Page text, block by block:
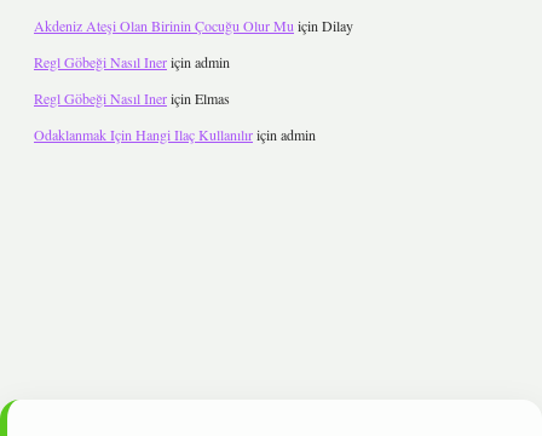
Akdeniz Ateşi Olan Birinin Çocuğu Olur Mu için Dilay
Regl Göbeği Nasıl Ineriçin admin
Regl Göbeği Nasıl Ineriçin Elmas
Odaklanmak Için Hangi Ilaç Kullanılıriçin admin